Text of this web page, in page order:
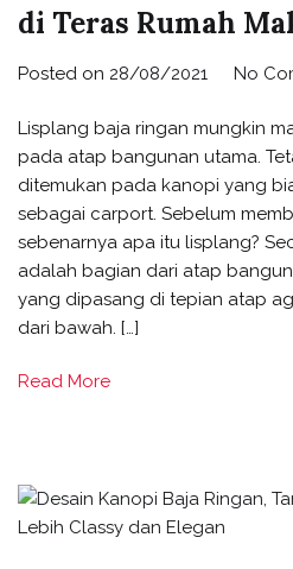
di Teras Rumah
Posted on 28/08/2021 No
Lisplang baja ringan mungkin
pada atap bangunan utama.
ditemukan pada kanopi yang
sebagai carport. Sebelum
sebenarnya apa itu lisplang?
adalah bagian dari atap
yang dipasang di tepian atap
dari bawah. […]
Read More